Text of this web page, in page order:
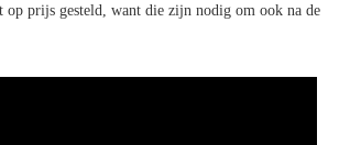
prijs gesteld, want die zijn nodig om ook na de